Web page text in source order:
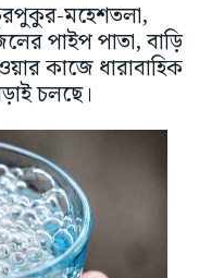
মহেশতলা,
পাইপ পাতা, বাড়ি
কাজে ধারাবাহিক
চলছে।